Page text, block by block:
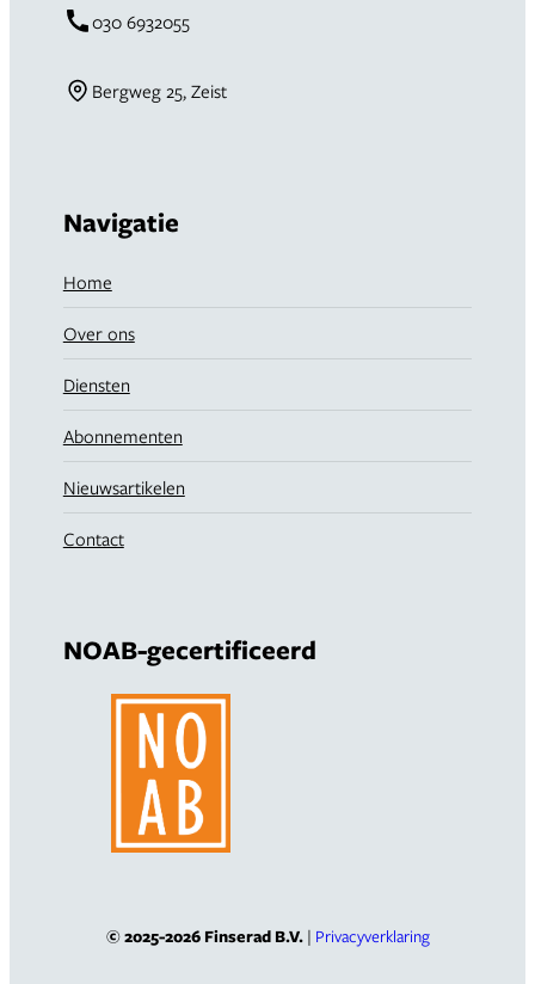
030 6932055
Bergweg 25, Zeist
Navigatie
Home
Over ons
Diensten
Abonnementen
Nieuwsartikelen
Contact
NOAB-gecertificeerd
© 2025-2026 Finserad B.V.| Privacyverklaring